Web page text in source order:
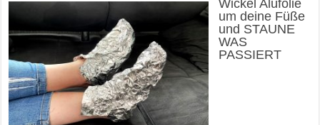
Wickel Alufolie
um deine Füße
und STAUNE
WAS
PASSIERT